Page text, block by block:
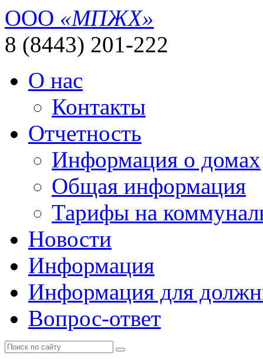
ООО «МПЖХ»
8 (8443) 201-222
О нас
Контакты
Отчетность
Информация о домах
Общая информация
Тарифы на
Новости
Информация
Информация для
Вопрос-ответ